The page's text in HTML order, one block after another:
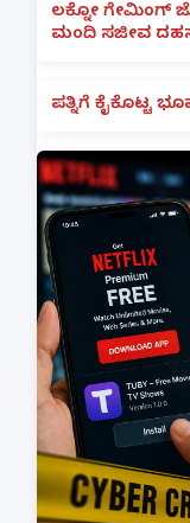
ಲಕ್ನೋ ಗೇಮಿಂಗ್
ಮಂದಿ ಸಜೀವ
ಪತ್ನಿಗೆ ಕೈಕೊಟ್ಟ